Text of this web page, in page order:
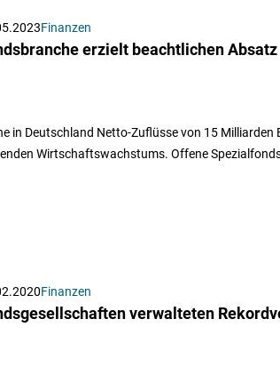
Finanzen
erzielt beachtlichen
in Deutschland Netto-Zuflüsse von 15 Milliarden
Wirtschaftswachstums. Offene
Finanzen
verwalteten